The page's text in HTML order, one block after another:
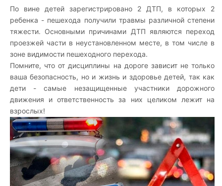
По вине детей зарегистрировано 2 ДТП, в которых 2
ребенка - пешехода получили травмы различной степени
тяжести. Основными причинами ДТП являются переход
проезжей части в неустановленном месте, в том числе в
зоне видимости пешеходного перехода.
Помните, что от дисциплины на дороге зависит не только
ваша безопасность, но и жизнь и здоровье детей, так как
дети - самые незащищенные участники дорожного
движения и ответственность за них целиком лежит на
взрослых!